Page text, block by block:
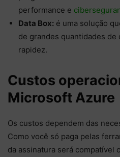
performance e
Data Box: é uma solução
de grandes quantidades de
rapidez.
Custos
Microsoft Azure
Os custos dependem das
Como você só paga pelas
da assinatura será compatível